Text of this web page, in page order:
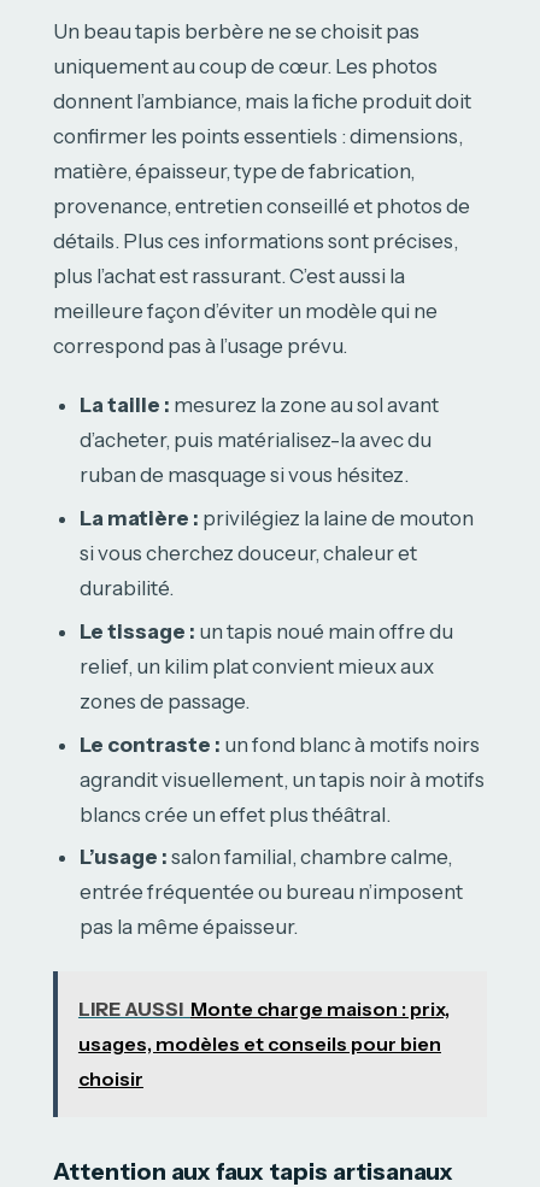
Un beau tapis berbère ne se choisit pas
uniquement au coup de cœur. Les photos
donnent l’ambiance, mais la fiche produit doit
confirmer les points essentiels : dimensions,
matière, épaisseur, type de fabrication,
provenance, entretien conseillé et photos de
détails. Plus ces informations sont précises,
plus l’achat est rassurant. C’est aussi la
meilleure façon d’éviter un modèle qui ne
correspond pas à l’usage prévu.
La taille : mesurez la zone au sol avant
d’acheter, puis matérialisez-la avec du
ruban de masquage si vous hésitez.
La matière : privilégiez la laine de mouton
si vous cherchez douceur, chaleur et
durabilité.
Le tissage : un tapis noué main offre du
relief, un kilim plat convient mieux aux
zones de passage.
Le contraste : un fond blanc à motifs noirs
agrandit visuellement, un tapis noir à motifs
blancs crée un effet plus théâtral.
L’usage : salon familial, chambre calme,
entrée fréquentée ou bureau n’imposent
pas la même épaisseur.
LIRE AUSSI Monte charge maison : prix,
usages, modèles et conseils pour bien
choisir
Attention aux faux tapis artisanaux